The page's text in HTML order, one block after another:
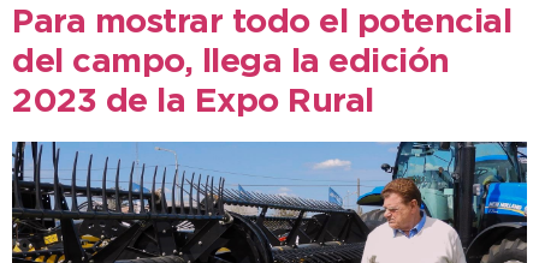
Para mostrar todo el potencial
del campo, llega la edición
2023 de la Expo Rural